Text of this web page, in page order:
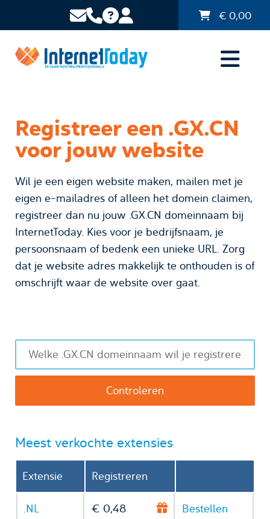
€ 0,00
Registreer een .GX.CN
voor jouw website
Wil je een eigen website maken, mailen met je
eigen e-mailadres of alleen het domein claimen,
registreer dan nu jouw .GX.CN domeinnaam bij
InternetToday. Kies voor je bedrijfsnaam, je
persoonsnaam of bedenk een unieke URL. Zorg
dat je website adres makkelijk te onthouden is of
omschrijft waar de website over gaat.
Meest verkochte extensies
Extensie Registreren
.NL € 0,48 Bestellen